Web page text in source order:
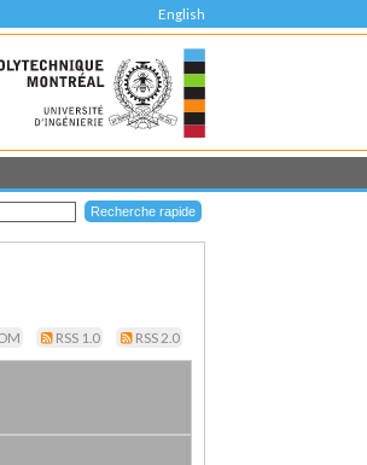
English
RSS 1.0 RSS 2.0